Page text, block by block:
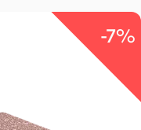
-7%